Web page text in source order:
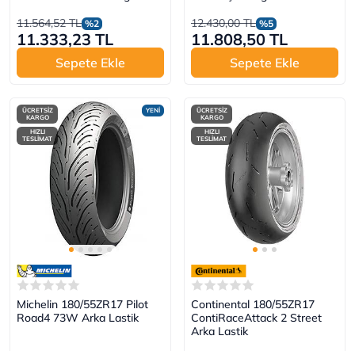
11.564,52 TL %2
11.333,23 TL
Sepete Ekle
12.430,00 TL %5
11.808,50 TL
Sepete Ekle
YENİ
ÜCRETSİZ
KARGO
HIZLI
TESLİMAT
Michelin 180/55ZR17 Pilot
Road4 73W Arka Lastik
ÜCRETSİZ
KARGO
HIZLI
TESLİMAT
Continental 180/55ZR17
ContiRaceAttack 2 Street
Arka Lastik